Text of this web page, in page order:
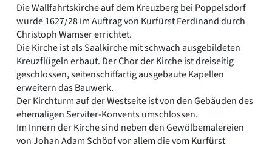
Datenschutz
Suchbegriff eingeben
Die Wallfahrtskirche auf dem Kreuzberg bei Poppelsdorf
wurde 1627/28 im Auftrag von Kurfürst Ferdinand durch
Christoph Wamser errichtet.
Die Kirche ist als Saalkirche mit schwach ausgebildeten
Kreuzflügeln erbaut. Der Chor der Kirche ist dreiseitig
geschlossen, seitenschiffartig ausgebaute Kapellen
erweitern das Bauwerk.
Der Kirchturm auf der Westseite ist von den Gebäuden des
ehemaligen Serviter-Konvents umschlossen.
Im Innern der Kirche sind neben den Gewölbemalereien
von Johan Adam Schöpf vor allem die vom Kurfürst